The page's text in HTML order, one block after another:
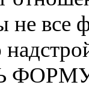
не все